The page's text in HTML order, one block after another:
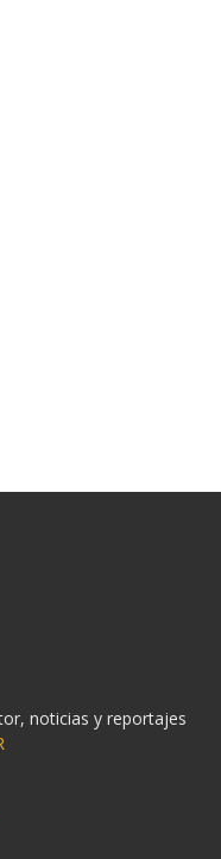
noticias y reportajes